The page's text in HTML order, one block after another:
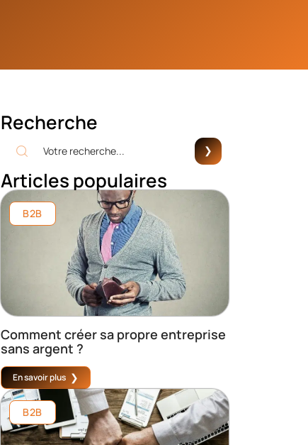
Recherche
Articles populaires
B2B
Comment créer sa propre entreprise
sans argent ?
En savoir plus
B2B